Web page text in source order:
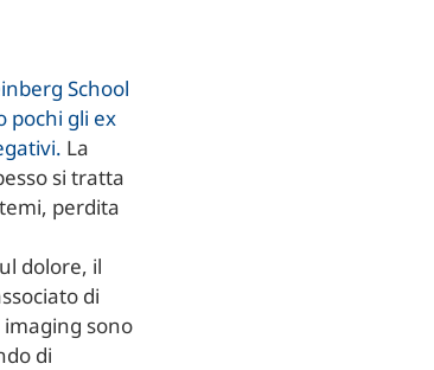
School
pochi gli ex
La
si tratta
perdita
dolore, il
di
sono
di